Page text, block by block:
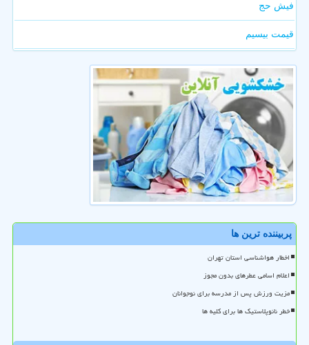
فیش حج
قیمت بیسیم
پربیننده ترین ها
اخطار هواشناسی استان تهران
اعلام اسامی عطرهای بدون مجوز
مزیت ورزش پس از مدرسه برای نوجوانان
خطر نانوپلاستیک ها برای کلیه ها